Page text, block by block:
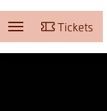
Tickets